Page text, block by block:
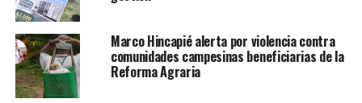
Marco Hincapié alerta por violencia contra
comunidades campesinas beneficiarias de la
Reforma Agraria